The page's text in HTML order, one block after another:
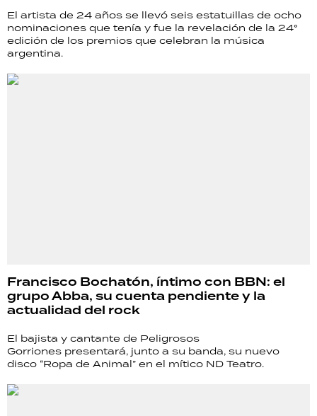
El artista de 24 años se llevó seis estatuillas de ocho
nominaciones que tenía y fue la revelación de la 24°
edición de los premios que celebran la música
argentina.
Francisco Bochatón, íntimo con BBN: el
grupo Abba, su cuenta pendiente y la
actualidad del rock
El bajista y cantante de Peligrosos
Gorriones presentará, junto a su banda, su nuevo
disco “Ropa de Animal” en el mítico ND Teatro.